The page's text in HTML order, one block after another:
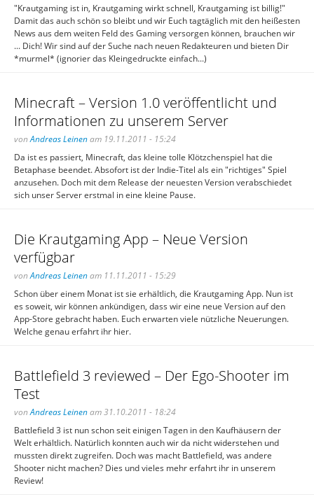
"Krautgaming ist in, Krautgaming wirkt schnell, Krautgaming ist billig!"
Damit das auch schön so bleibt und wir Euch tagtäglich mit den heißesten
News aus dem weiten Feld des Gaming versorgen können, brauchen wir
... Dich! Wir sind auf der Suche nach neuen Redakteuren und bieten Dir
*murmel* (ignorier das Kleingedruckte einfach...)
Minecraft – Version 1.0 veröffentlicht und
Informationen zu unserem Server
vonAndreas Leinenam 19.11.2011 - 15:24
Da ist es passiert, Minecraft, das kleine tolle Klötzchenspiel hat die
Betaphase beendet. Absofort ist der Indie-Titel als ein "richtiges" Spiel
anzusehen. Doch mit dem Release der neuesten Version verabschiedet
sich unser Server erstmal in eine kleine Pause.
Die Krautgaming App – Neue Version
verfügbar
vonAndreas Leinenam 11.11.2011 - 15:29
Schon über einem Monat ist sie erhältlich, die Krautgaming App. Nun ist
es soweit, wir können ankündigen, dass wir eine neue Version auf den
App-Store gebracht haben. Euch erwarten viele nützliche Neuerungen.
Welche genau erfahrt ihr hier.
Battlefield 3 reviewed – Der Ego-Shooter im
Test
vonAndreas Leinenam 31.10.2011 - 18:24
Battlefield 3 ist nun schon seit einigen Tagen in den Kaufhäusern der
Welt erhältlich. Natürlich konnten auch wir da nicht widerstehen und
mussten direkt zugreifen. Doch was macht Battlefield, was andere
Shooter nicht machen? Dies und vieles mehr erfahrt ihr in unserem
Review!